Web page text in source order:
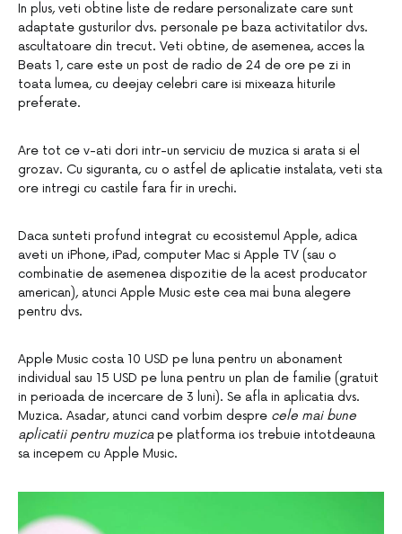
In plus, veti obtine liste de redare personalizate care sunt
adaptate gusturilor dvs. personale pe baza activitatilor dvs.
ascultatoare din trecut. Veti obtine, de asemenea, acces la
Beats 1, care este un post de radio de 24 de ore pe zi in
toata lumea, cu deejay celebri care isi mixeaza hiturile
preferate.
Are tot ce v-ati dori intr-un serviciu de muzica si arata si el
grozav. Cu siguranta, cu o astfel de aplicatie instalata, veti sta
ore intregi cu castile fara fir in urechi.
Daca sunteti profund integrat cu ecosistemul Apple, adica
aveti un iPhone, iPad, computer Mac si Apple TV (sau o
combinatie de asemenea dispozitie de la acest producator
american), atunci Apple Music este cea mai buna alegere
pentru dvs.
Apple Music costa 10 USD pe luna pentru un abonament
individual sau 15 USD pe luna pentru un plan de familie (gratuit
in perioada de incercare de 3 luni). Se afla in aplicatia dvs.
Muzica. Asadar, atunci cand vorbim despre cele mai bune
aplicatii pentru muzicape platforma ios trebuie intotdeauna
sa incepem cu Apple Music.